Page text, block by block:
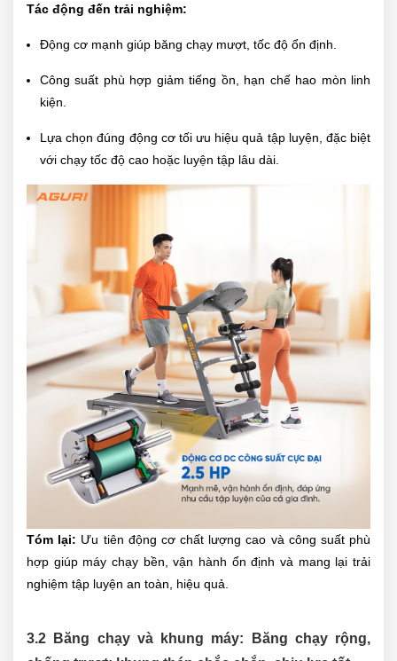
Tác động đến trải nghiệm:
Động cơ mạnh giúp băng chạy mượt, tốc độ ổn định.
Công suất phù hợp giảm tiếng ồn, hạn chế hao mòn linh
kiện.
Lựa chọn đúng động cơ tối ưu hiệu quả tập luyện, đặc biệt
với chạy tốc độ cao hoặc luyện tập lâu dài.
Tóm lại: Ưu tiên động cơ chất lượng cao và công suất phù
hợp giúp máy chạy bền, vận hành ổn định và mang lại trải
nghiệm tập luyện an toàn, hiệu quả.
3.2 Băng chạy và khung máy: Băng chạy rộng,